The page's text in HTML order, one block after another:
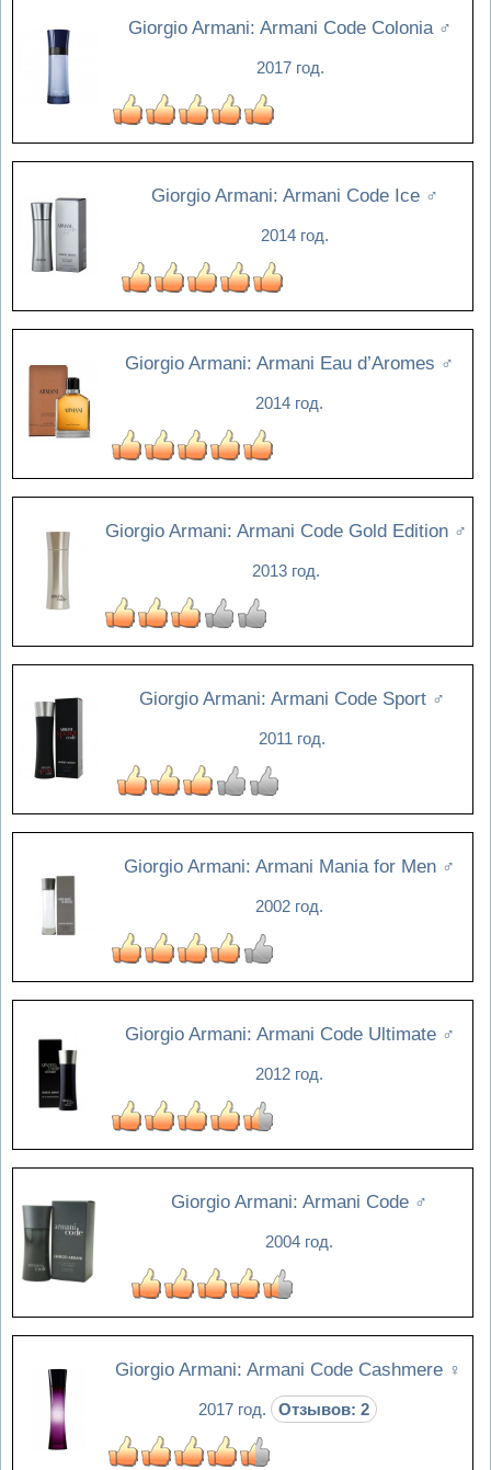
Giorgio Armani: Armani Code Colonia ♂
2017 год.
Giorgio Armani: Armani Code Ice ♂
2014 год.
Giorgio Armani: Armani Eau d’Aromes ♂
2014 год.
Giorgio Armani: Armani Code Gold Edition ♂
2013 год.
Giorgio Armani: Armani Code Sport ♂
2011 год.
Giorgio Armani: Armani Mania for Men ♂
2002 год.
Giorgio Armani: Armani Code Ultimate ♂
2012 год.
Giorgio Armani: Armani Code ♂
2004 год.
Giorgio Armani: Armani Code Cashmere ♀
2017 год. Отзывов: 2